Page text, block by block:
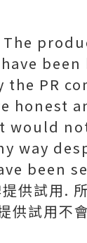
the PR
honest
would
way
been
供試用.
供試用不